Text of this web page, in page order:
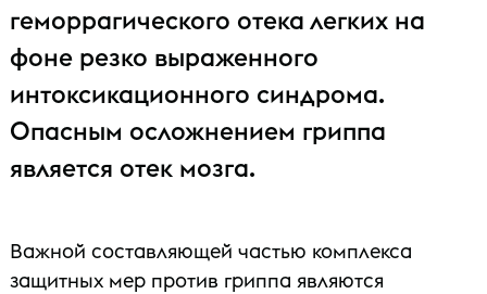
геморрагического отека легких на
фоне резко выраженного
интоксикационного синдрома.
Опасным осложнением гриппа
является отек мозга.
Важной составляющей частью комплекса
защитных мер против гриппа являются